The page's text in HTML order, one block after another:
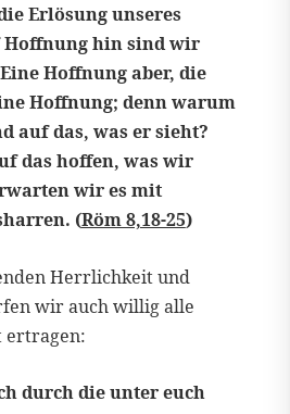
Erlösung unseres
Hoffnung hin sind wir
Hoffnung aber, die
Hoffnung; denn warum
auf das, was er sieht?
das hoffen, was wir
wir es mit
(Röm 8,18-25)
Herrlichkeit und
wir auch willig alle
ertragen:
durch die unter euch